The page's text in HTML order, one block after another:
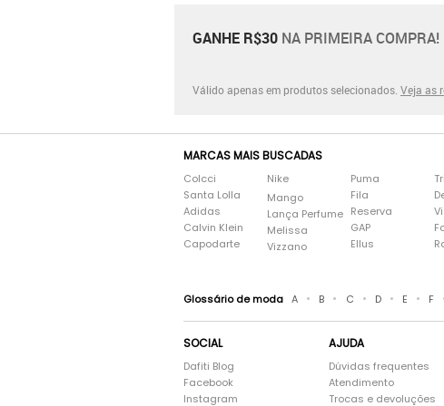
GANHE R$30 NA PRIMEIRA COMPRA!
Válido apenas em produtos selecionados. Veja as
MARCAS MAIS BUSCADAS
Colcci
Santa Lolla
Adidas
Calvin Klein
Capodarte
Nike
Mango
Lança Perfume
Melissa
Vizzano
Puma
Fila
Reserva
GAP
Ellus
Glossário de moda A • B • C • D • E • F
SOCIAL
Dafiti Blog
Facebook
Instagram
AJUDA
Dúvidas frequentes
Atendimento
Trocas e devoluções